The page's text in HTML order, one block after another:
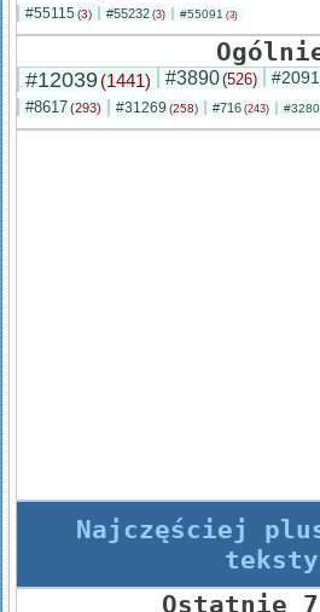
#55115 (3) #55232 (3) #55091 (3)
#12039(1441) #3890(526)
#8617(293) #31269 (258) #716 (243)
Najczęściej
teksty
Ostatnie